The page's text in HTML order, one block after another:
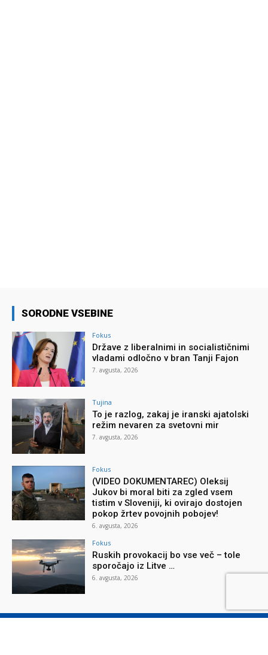
SORODNE VSEBINE
Fokus
Države z liberalnimi in socialističnimi
vladami odločno v bran Tanji Fajon
7. avgusta, 2026
Tujina
To je razlog, zakaj je iranski ajatolski
režim nevaren za svetovni mir
7. avgusta, 2026
Fokus
(VIDEO DOKUMENTAREC) Oleksij
Jukov bi moral biti za zgled vsem
tistim v Sloveniji, ki ovirajo dostojen
pokop žrtev povojnih pobojev!
6. avgusta, 2026
Fokus
Ruskih provokacij bo vse več – tole
sporočajo iz Litve …
6. avgusta, 2026